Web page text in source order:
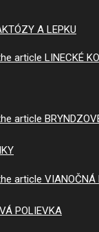
A LEPKU
POLIEVKA